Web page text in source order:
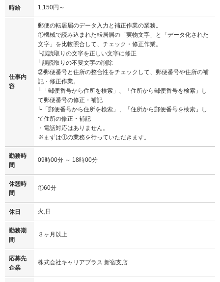
時給 1,150円～
仕事内
容
郵便の転居届のデータ入力と補正作業の業務。
①機械で読み込まれた転居届の「実物文字」と「データ化された
文字」を比較照合して、チェック・修正作業。
└誤読取りの文字を正しい文字に修正
└誤読取りの不要文字の削除
②郵便番号と住所の整合性をチェックして、郵便番号や住所の補
記・修正作業。
└「郵便番号から住所を検索」、「住所から郵便番号を検索」し
て郵便番号の修正・補記
└「郵便番号から住所を検索」、「住所から郵便番号を検索」し
て住所の修正・補記
・電話対応はありません。
※まずは①の業務を行っていただきます。
勤務時
間
09時00分 ～ 18時00分
休憩時
間
①60分
休日 火,日
勤務期
間
３ヶ月以上
応募先
企業
株式会社キャリアプラス 新宿支店